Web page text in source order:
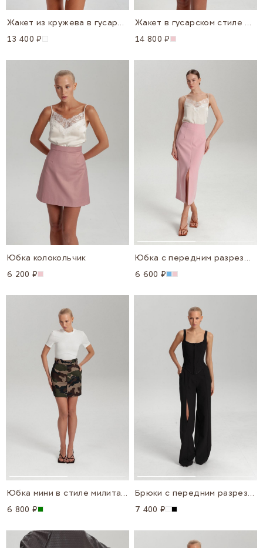
Жакет из кружева в гусарском стиле
13 400 ₽
Жакет в гусарском стиле Италия
14 800 ₽
Юбка колокольчик
6 200 ₽
Юбка с передним разрезом 2026
6 600 ₽
Юбка мини в стиле милитари
6 800 ₽
Брюки с передним разрезом
7 400 ₽